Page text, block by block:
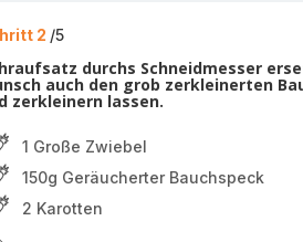
2 /5
durchs Schneidmesser
auch den grob zerkleinerten
zerkleinern lassen.
1 Große Zwiebel
150g Geräucherter Bauchspeck
2 Karotten